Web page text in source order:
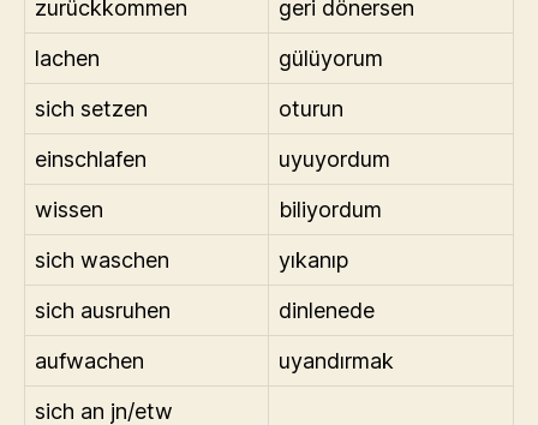
zurückkommen
geri dönersen
lachen
gülüyorum
sich setzen
oturun
einschlafen
uyuyordum
wissen
biliyordum
sich waschen
yıkanıp
sich ausruhen
dinlenede
aufwachen
uyandırmak
sich an jn/etw